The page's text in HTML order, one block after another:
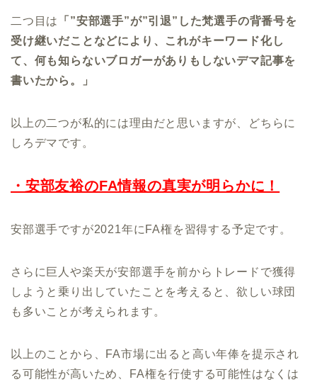
二つ目は
「”安部選手”が”引退”した梵選手の背番号を
受け継いだことなどにより、これがキーワード化し
て、何も知らないブロガーがありもしないデマ記事を
書いたから。」
以上の二つが私的には理由だと思いますが、どちらに
しろデマです。
・安部友裕のFA情報の真実が明らかに！
安部選手ですが2021年にFA権を習得する予定です。
さらに巨人や楽天が安部選手を前からトレードで獲得
しようと乗り出していたことを考えると、欲しい球団
も多いことが考えられます。
以上のことから、FA市場に出ると高い年俸を提示され
る可能性が高いため、FA権を行使する可能性はなくは